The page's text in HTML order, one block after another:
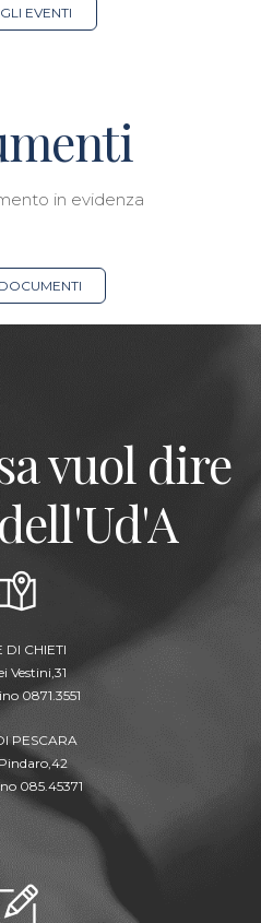
EVENTI
in evidenza
vuol dire
DI CHIETI
Vestini,31
0871.3551
PESCARA
085.45371